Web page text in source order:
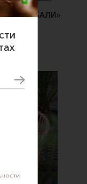
сумка «БАЛИ»
4500 ₽